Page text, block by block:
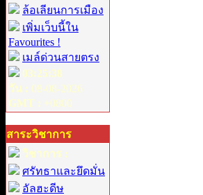
ล้อเลียนการเมือง
เพิ่มเว็บนี้ใน
Favourites !
เมล์ด่วนสายตรง
03:25:38
วัน : 08-08-2026
GMT : +0800
สาระวิชาการ
วิชาการ :
ศรัทธาและยึดมั่น
อัลฮะดีษ